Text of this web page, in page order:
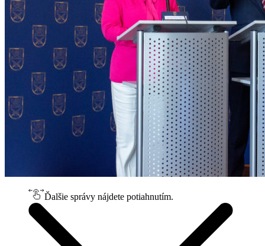
Ďalšie správy nájdete potiahnutím.